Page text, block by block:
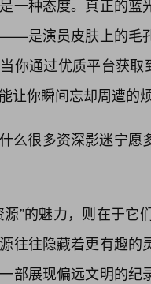
一种态度。真正的
是演员皮肤上的毛
你通过优质平台获
让你瞬间忘却周遭的
么很多资深影迷宁
源”的魅力，则在于
往往隐藏着更有趣
部展现偏远文明的